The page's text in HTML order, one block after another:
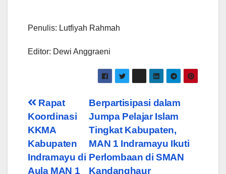
Penulis: Lutfiyah Rahmah
Editor: Dewi Anggraeni
Post
navigation
Berpartisipasi dalam
Jumpa Pelajar Islam
Tingkat Kabupaten,
MAN 1 Indramayu Ikuti
Perlombaan di SMAN
Kandanghaur
Rapat
Koordinasi
KKMA
Kabupaten
Indramayu di
Aula MAN 1